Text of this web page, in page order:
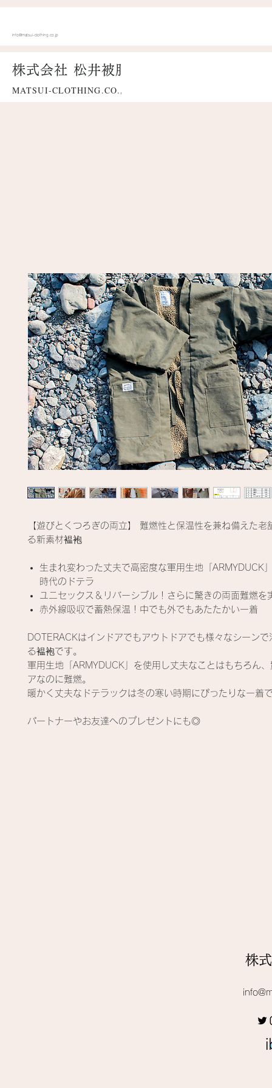
info@matsui-clothing.co.jp
株式会社 松井被服
MATSUI-CLOTHING.CO.,LTD
【遊びとくつろぎの両立】 難燃性と保温性を兼ね備えた老
る新素材褞袍
生まれ変わった丈夫で高密度な軍用生地「ARMYDUCK
時代のドテラ
ユニセックス＆リバーシブル！さらに驚きの両面難燃を
赤外線吸収で蓄熱保温！中でも外でもあたたかい一着
DOTERACKはインドアでもアウトドアでも様々なシーン
る褞袍です。
軍用生地「ARMYDUCK」を使用し丈夫なことはもちろん
アなのに難燃。
暖かく丈夫なドテラックは冬の寒い時期にぴったりな一着
パートナーやお友達へのプレゼントにも◎
株